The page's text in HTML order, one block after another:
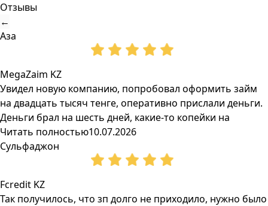
Отзывы
←
Аза
MegaZaim KZ
Увидел новую компанию, попробовал оформить займ
на двадцать тысяч тенге, оперативно прислали деньги.
Деньги брал на шесть дней, какие-то копейки на
Читать полностью10.07.2026
Сульфаджон
Fcredit KZ
Так получилось, что зп долго не приходило, нужно было